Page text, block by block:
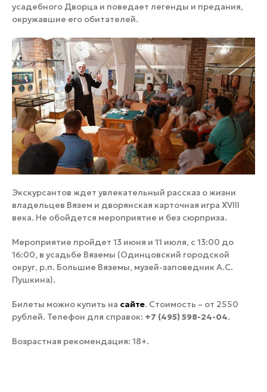
усадебного Дворца и поведает легенды и предания,
окружавшие его обитателей.
Экскурсантов ждет увлекательный рассказ о жизни
владельцев Вязем и дворянская карточная игра XVIII
века. Не обойдется мероприятие и без сюрприза.
Мероприятие пройдет 13 июня и 11 июля, с 13:00 до
16:00, в усадьбе Вяземы (Одинцовский городской
округ, р.п. Большие Вяземы, музей-заповедник А.С.
Пушкина).
Билеты можно купить на сайте. Стоимость – от 2550
рублей. Телефон для справок: +7 (495) 598-24-04.
Возрастная рекомендация: 18+.